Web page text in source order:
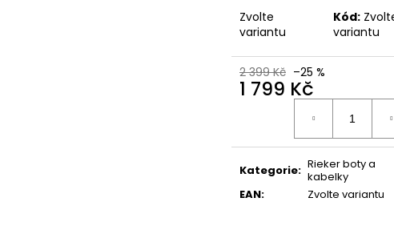
Zvolte
variantu
Kód:
variantu
2 399 Kč –25 %
1 799 Kč
Kategorie: Rieker boty a
kabelky
EAN: Zvolte variantu